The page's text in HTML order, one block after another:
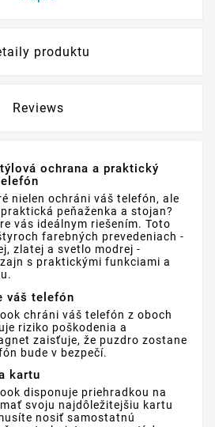
produktu
Reviews
ochrana a praktický
nielen ochráni váš telefón, ale
peňaženka a stojan?
vás ideálnym riešením. Toto
farebných prevedeniach -
zlatej a svetlo modrej -
s praktickými funkciami a
váš telefón
chráni váš telefón z oboch
riziko poškodenia a
zaisťuje, že puzdro zostane
bude v bezpečí.
kartu
disponuje priehradkou na
svoju najdôležitejšiu kartu
nosiť samostatnú